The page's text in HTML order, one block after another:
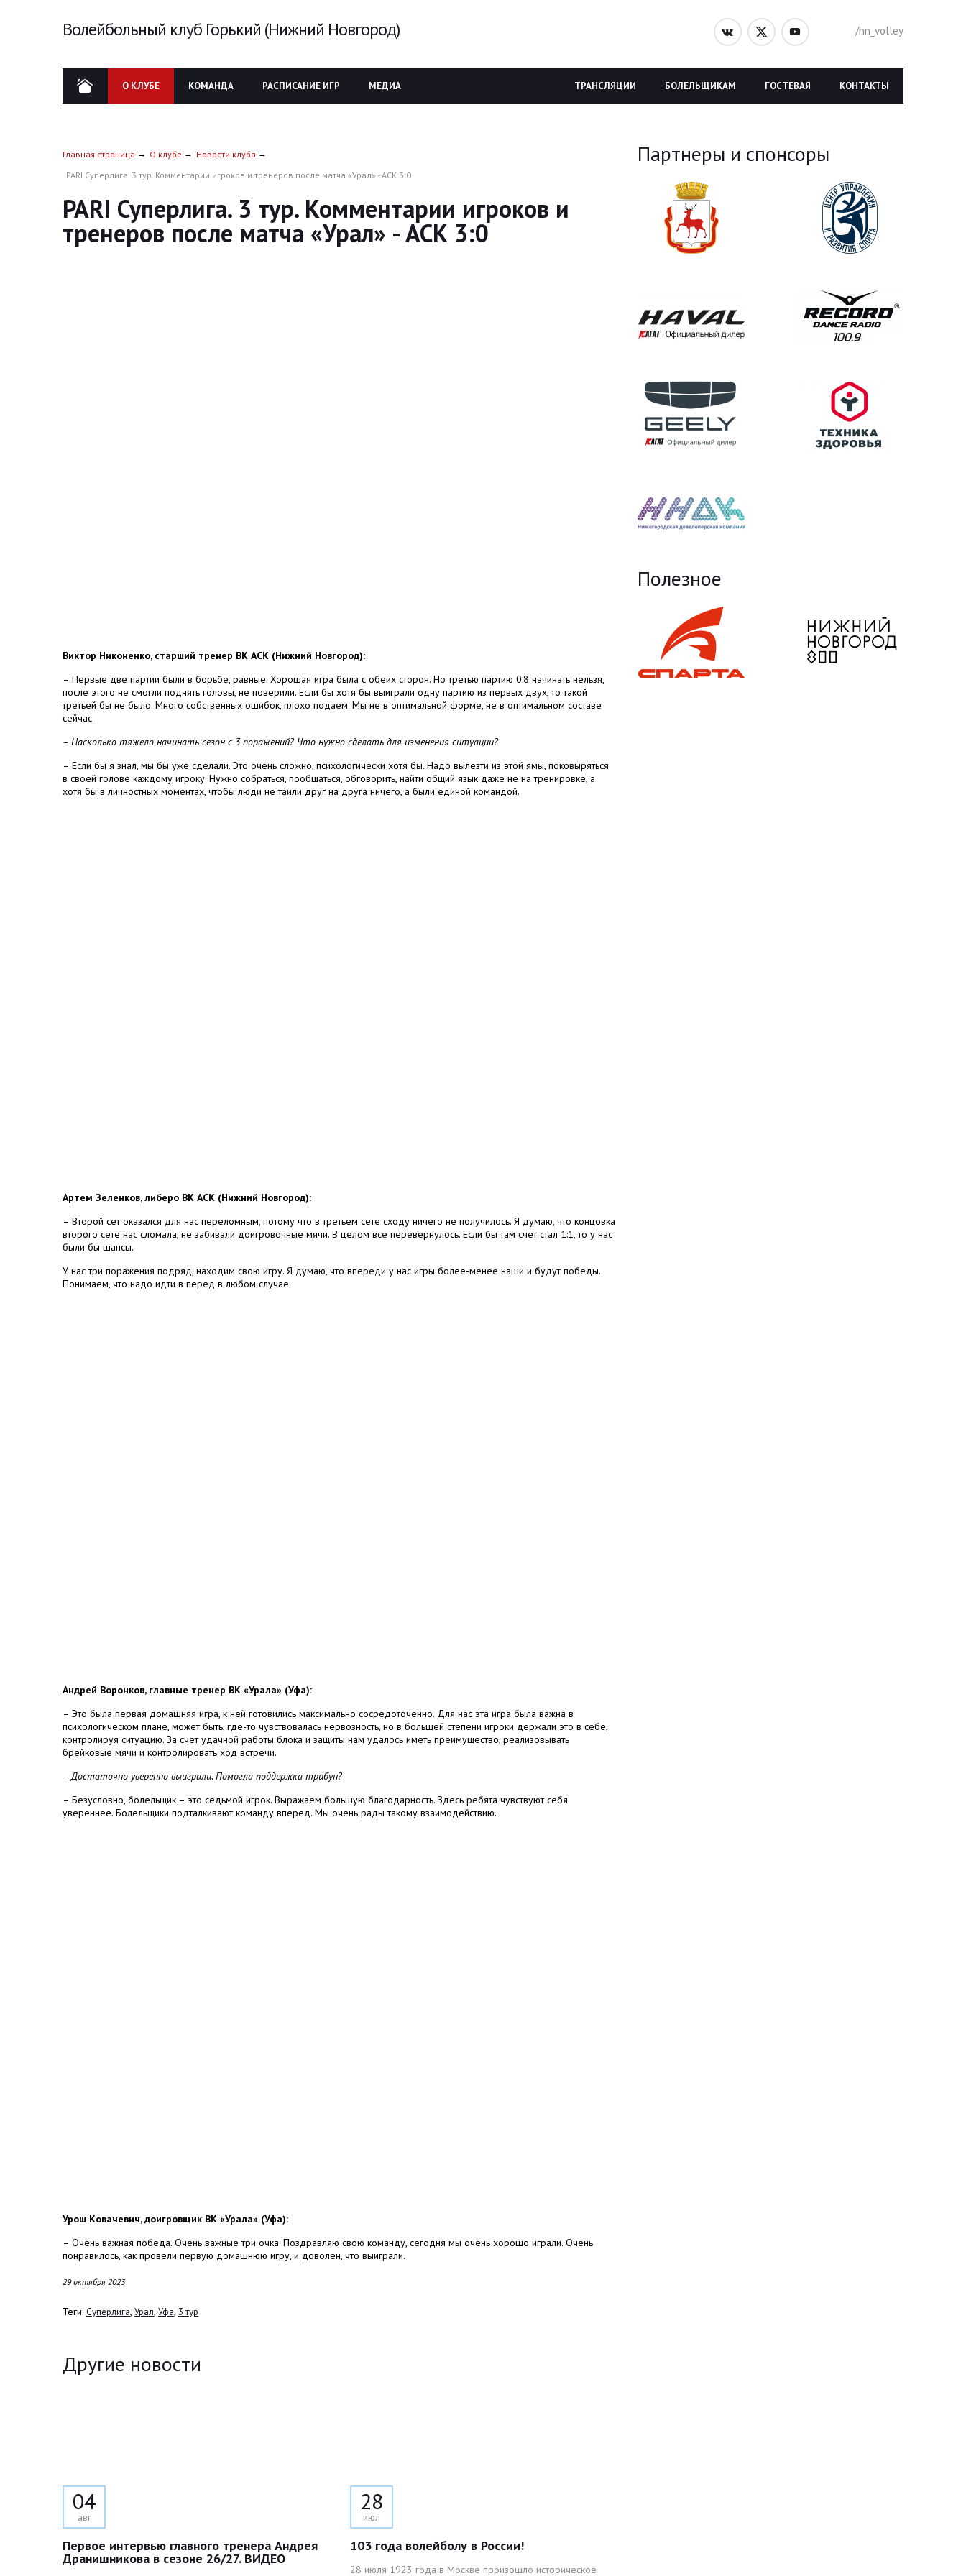
Волейбольный клуб Горький (Нижний Новгород) /nn_volley
О КЛУБЕ КОМАНДА РАСПИСАНИЕ ИГР МЕДИА КОНТАКТЫ
ГОСТЕВАЯ
БОЛЕЛЬЩИКАМ
ТРАНСЛЯЦИИ
Главная страница О клубе
Новости клуба
PARI Суперлига. 3 тур. Комментарии игроков и тренеров после матча «Урал» - АСК 3:0
PARI Суперлига. 3 тур. Комментарии игроков и
тренеров после матча «Урал» - АСК 3:0
Виктор Никоненко, старший тренер ВК АСК (Нижний Новгород):
– Первые две партии были в борьбе, равные. Хорошая игра была с обеих сторон. Но третью партию 0:8 начинать нельзя,
после этого не смогли поднять головы, не поверили. Если бы хотя бы выиграли одну партию из первых двух, то такой
третьей бы не было. Много собственных ошибок, плохо подаем. Мы не в оптимальной форме, не в оптимальном составе
сейчас.
– Насколько тяжело начинать сезон с 3 поражений? Что нужно сделать для изменения ситуации?
– Если бы я знал, мы бы уже сделали. Это очень сложно, психологически хотя бы. Надо вылезти из этой ямы, поковыряться
в своей голове каждому игроку. Нужно собраться, пообщаться, обговорить, найти общий язык даже не на тренировке, а
хотя бы в личностных моментах, чтобы люди не таили друг на друга ничего, а были единой командой.
Артем Зеленков, либеро ВК АСК (Нижний Новгород):
– Второй сет оказался для нас переломным, потому что в третьем сете сходу ничего не получилось. Я думаю, что концовка
второго сете нас сломала, не забивали доигровочные мячи. В целом все перевернулось. Если бы там счет стал 1:1, то у нас
были бы шансы.
У нас три поражения подряд, находим свою игру. Я думаю, что впереди у нас игры более-менее наши и будут победы.
Понимаем, что надо идти в перед в любом случае.
Андрей Воронков, главные тренер ВК «Урала» (Уфа):
– Это была первая домашняя игра, к ней готовились максимально сосредоточенно. Для нас эта игра была важна в
психологическом плане, может быть, где-то чувствовалась нервозность, но в большей степени игроки держали это в себе,
контролируя ситуацию. За счет удачной работы блока и защиты нам удалось иметь преимущество, реализовывать
брейковые мячи и контролировать ход встречи.
– Достаточно уверенно выиграли. Помогла поддержка трибун?
– Безусловно, болельщик – это седьмой игрок. Выражаем большую благодарность. Здесь ребята чувствуют себя
увереннее. Болельщики подталкивают команду вперед. Мы очень рады такому взаимодействию.
Урош Ковачевич, доигровщик ВК «Урала» (Уфа):
– Очень важная победа. Очень важные три очка. Поздравляю свою команду, сегодня мы очень хорошо играли. Очень
понравилось, как провели первую домашнюю игру, и доволен, что выиграли.
29 октября 2023
Теги: Суперлига, Урал, Уфа, 3 тур
Другие новости
04
авг
Первое интервью главного тренера Андрея
Дранишникова в сезоне 26/27. ВИДЕО
28
июл
103 года волейболу в России!
28 июля 1923 года в Москве произошло историческое
Партнеры и спонсоры
Полезное